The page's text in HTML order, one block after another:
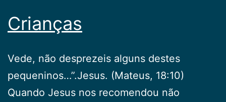
Crianças
Vede, não desprezeis alguns destes
pequeninos…”.Jesus. (Mateus, 18:10)
Quando Jesus nos recomendou não